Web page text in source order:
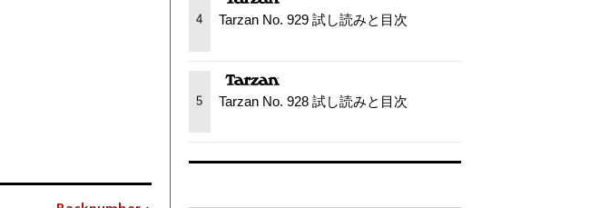
4 Tarzan No. 929 試し読みと目次
5 Tarzan No. 928 試し読みと目次